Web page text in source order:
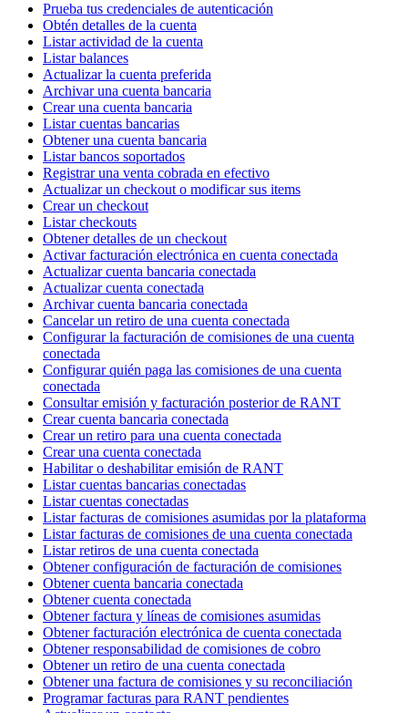
Prueba tus credenciales de autenticación
Obtén detalles de la cuenta
Listar actividad de la cuenta
Listar balances
Actualizar la cuenta preferida
Archivar una cuenta bancaria
Crear una cuenta bancaria
Listar cuentas bancarias
Obtener una cuenta bancaria
Listar bancos soportados
Registrar una venta cobrada en efectivo
Actualizar un checkout o modificar sus items
Crear un checkout
Listar checkouts
Obtener detalles de un checkout
Activar facturación electrónica en cuenta conectada
Actualizar cuenta bancaria conectada
Actualizar cuenta conectada
Archivar cuenta bancaria conectada
Cancelar un retiro de una cuenta conectada
Configurar la facturación de comisiones de una cuenta
conectada
Configurar quién paga las comisiones de una cuenta
conectada
Consultar emisión y facturación posterior de RANT
Crear cuenta bancaria conectada
Crear un retiro para una cuenta conectada
Crear una cuenta conectada
Habilitar o deshabilitar emisión de RANT
Listar cuentas bancarias conectadas
Listar cuentas conectadas
Listar facturas de comisiones asumidas por la plataforma
Listar facturas de comisiones de una cuenta conectada
Listar retiros de una cuenta conectada
Obtener configuración de facturación de comisiones
Obtener cuenta bancaria conectada
Obtener cuenta conectada
Obtener factura y líneas de comisiones asumidas
Obtener facturación electrónica de cuenta conectada
Obtener responsabilidad de comisiones de cobro
Obtener un retiro de una cuenta conectada
Obtener una factura de comisiones y su reconciliación
Programar facturas para RANT pendientes